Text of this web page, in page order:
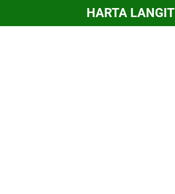
HARTA LANGIT